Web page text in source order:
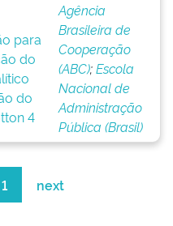
para
do
do
4
Agência
Brasileira de
Cooperação
(ABC);Escola
Nacional de
Administração
Pública (Brasil)
1 next